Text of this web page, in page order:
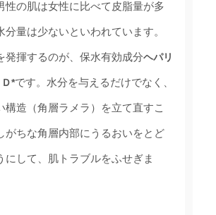
性の肌は女性に比べて皮脂量が多
分量は少ないといわれています。
発揮するのが、保水有効成分ヘパリ
*です。水分を与えるだけでなく、
構造（角層ラメラ）を立て直すこ
がちな角層内部にうるおいをとど
にして、肌トラブルをふせぎま